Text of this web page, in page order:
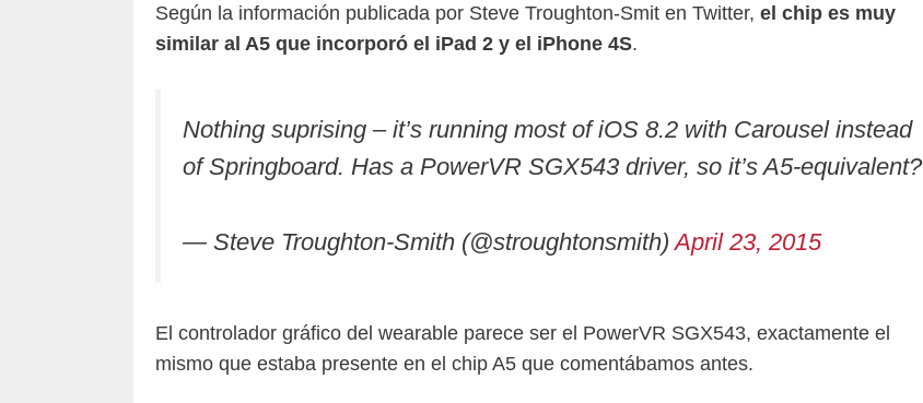
Según la información publicada por Steve Troughton-Smit en Twitter, el chip es muy
similar al A5 que incorporó el iPad 2 y el iPhone 4S.
Nothing suprising – it’s running most of iOS 8.2 with Carousel instead
of Springboard. Has a PowerVR SGX543 driver, so it’s A5-equivalent?
— Steve Troughton-Smith (@stroughtonsmith)April 23, 2015
El controlador gráfico del wearable parece ser el PowerVR SGX543, exactamente el
mismo que estaba presente en el chip A5 que comentábamos antes.